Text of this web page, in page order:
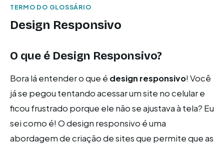
TERMO DO GLOSSÁRIO
Design Responsivo
O que é Design Responsivo?
Bora lá entender o que é design responsivo! Você
já se pegou tentando acessar um site no celular e
ficou frustrado porque ele não se ajustava à tela? Eu
sei como é! O design responsivo é uma
abordagem de criação de sites que permite que as